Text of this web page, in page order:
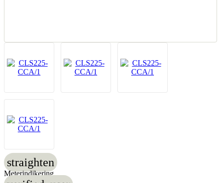
straighten
Meterindikering